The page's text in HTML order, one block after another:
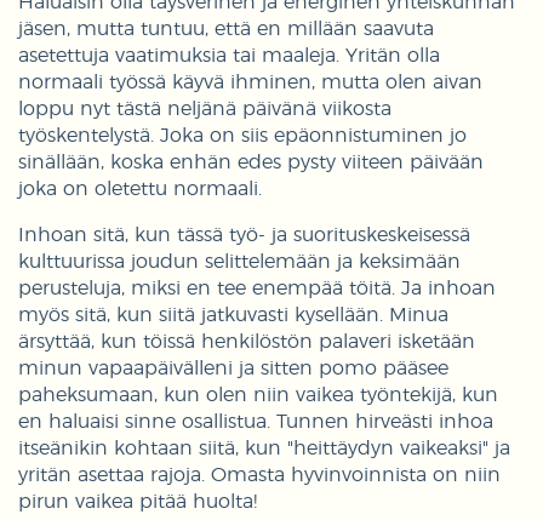
jäsen, mutta tuntuu, että en millään saavuta
asetettuja vaatimuksia tai maaleja. Yritän olla
normaali työssä käyvä ihminen, mutta olen aivan
loppu nyt tästä neljänä päivänä viikosta
työskentelystä. Joka on siis epäonnistuminen jo
sinällään, koska enhän edes pysty viiteen päivään
joka on oletettu normaali.
Inhoan sitä, kun tässä työ- ja suorituskeskeisessä
kulttuurissa joudun selittelemään ja keksimään
perusteluja, miksi en tee enempää töitä. Ja inhoan
myös sitä, kun siitä jatkuvasti kysellään. Minua
ärsyttää, kun töissä henkilöstön palaveri isketään
minun vapaapäivälleni ja sitten pomo pääsee
paheksumaan, kun olen niin vaikea työntekijä, kun
en haluaisi sinne osallistua. Tunnen hirveästi inhoa
itseänikin kohtaan siitä, kun "heittäydyn vaikeaksi" ja
yritän asettaa rajoja. Omasta hyvinvoinnista on niin
pirun vaikea pitää huolta!